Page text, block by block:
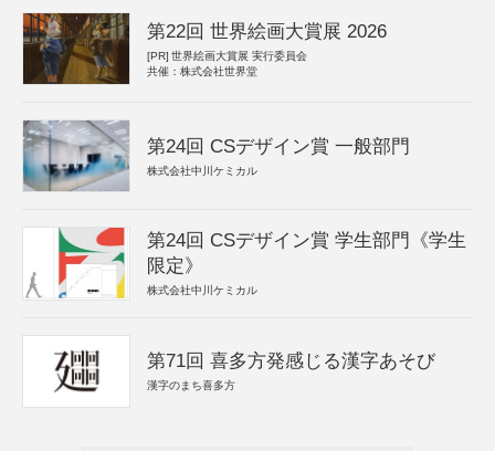
第22回 世界絵画大賞展 2026
[PR] 世界絵画大賞展 実行委員会
共催：株式会社世界堂
第24回 CSデザイン賞 一般部門
株式会社中川ケミカル
第24回 CSデザイン賞 学生部門《学生
限定》
株式会社中川ケミカル
第71回 喜多方発感じる漢字あそび
漢字のまち喜多方